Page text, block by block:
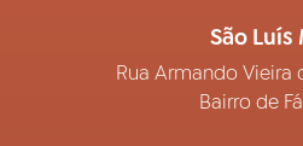
São Luís
Rua Armando Vieira
Bairro de